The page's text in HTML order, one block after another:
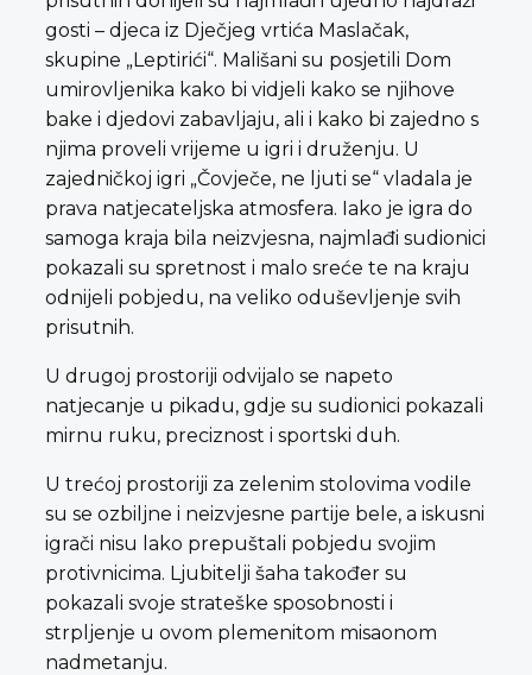
gosti – djeca iz Dječjeg vrtića Maslačak,
skupine „Leptirići“. Mališani su posjetili Dom
umirovljenika kako bi vidjeli kako se njihove
bake i djedovi zabavljaju, ali i kako bi zajedno s
njima proveli vrijeme u igri i druženju. U
zajedničkoj igri „Čovječe, ne ljuti se“ vladala je
prava natjecateljska atmosfera. Iako je igra do
samoga kraja bila neizvjesna, najmlađi sudionici
pokazali su spretnost i malo sreće te na kraju
odnijeli pobjedu, na veliko oduševljenje svih
prisutnih.
U drugoj prostoriji odvijalo se napeto
natjecanje u pikadu, gdje su sudionici pokazali
mirnu ruku, preciznost i sportski duh.
U trećoj prostoriji za zelenim stolovima vodile
su se ozbiljne i neizvjesne partije bele, a iskusni
igrači nisu lako prepuštali pobjedu svojim
protivnicima. Ljubitelji šaha također su
pokazali svoje strateške sposobnosti i
strpljenje u ovom plemenitom misaonom
nadmetanju.